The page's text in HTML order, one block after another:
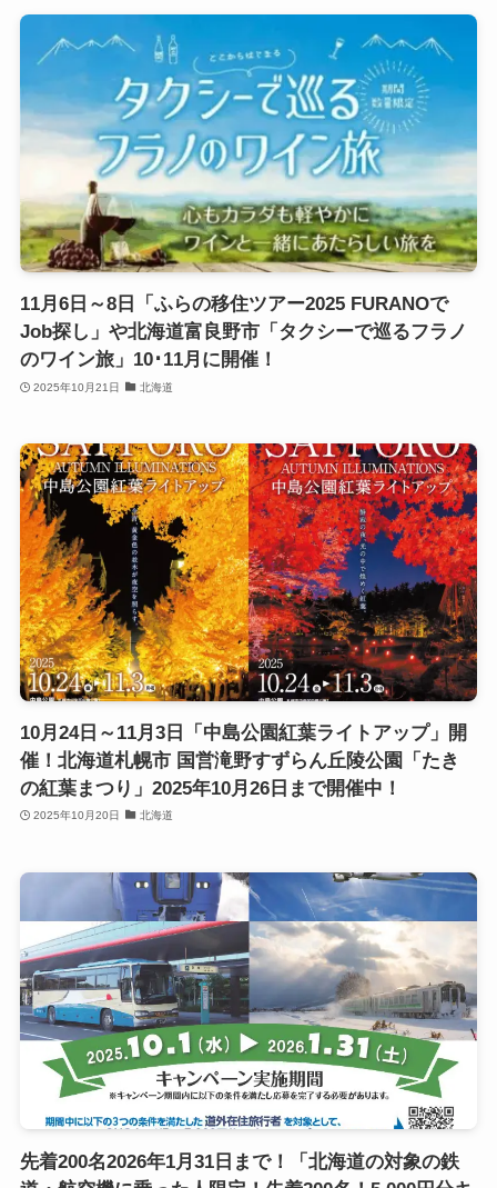
11月6日～8日「ふらの移住ツアー2025 FURANOで
Job探し」や北海道富良野市「タクシーで巡るフラノ
のワイン旅」10･11月に開催！
2025年10月21日 北海道
10月24日～11月3日「中島公園紅葉ライトアップ」開
催！北海道札幌市 国営滝野すずらん丘陵公園「たき
の紅葉まつり」2025年10月26日まで開催中！
2025年10月20日 北海道
先着200名2026年1月31日まで！「北海道の対象の鉄